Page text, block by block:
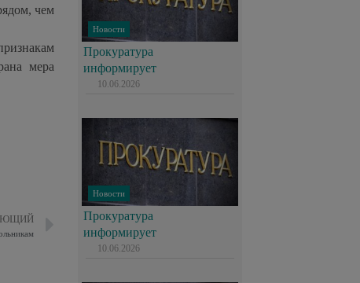
чем
мера
Новости
Прокуратура
информирует
10.06.2026
Новости
Прокуратура
информирует
10.06.2026